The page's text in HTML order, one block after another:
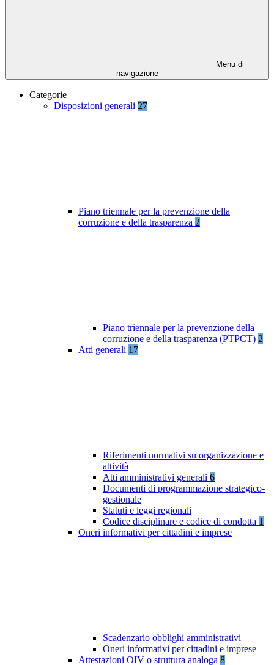
Menu di
navigazione
Categorie
Disposizioni generali 27
Piano triennale per la prevenzione della
corruzione e della trasparenza 2
Piano triennale per la prevenzione della
corruzione e della trasparenza (PTPCT) 2
Atti generali 17
Riferimenti normativi su organizzazione e
attività
Atti amministrativi generali 6
Documenti di programmazione strategico-
gestionale
Statuti e leggi regionali
Codice disciplinare e codice di condotta 1
Oneri informativi per cittadini e imprese
Scadenzario obblighi amministrativi
Oneri informativi per cittadini e imprese
Attestazioni OIV o struttura analoga 8